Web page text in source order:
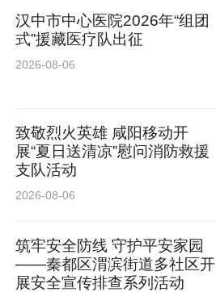
汉中市中心医院2026年“组团
式”援藏医疗队出征
2026-08-06
致敬烈火英雄 咸阳移动开
展“夏日送清凉”慰问消防救援
支队活动
2026-08-06
筑牢安全防线 守护平安家园
——秦都区渭滨街道多社区开
展安全宣传排查系列活动